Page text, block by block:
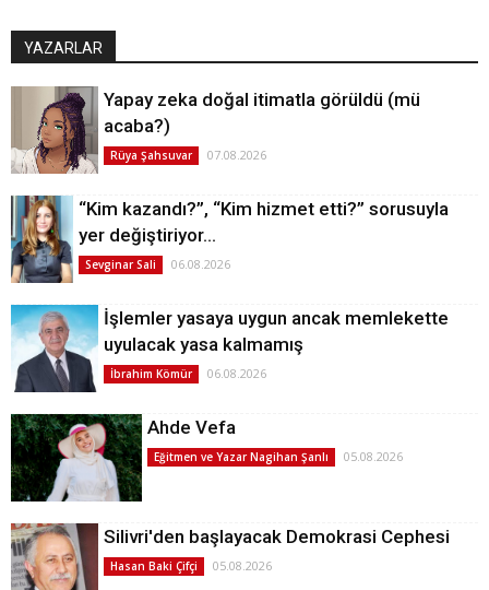
YAZARLAR
Yapay zeka doğal itimatla görüldü (mü
acaba?)
Rüya Şahsuvar 07.08.2026
“Kim kazandı?”, “Kim hizmet etti?” sorusuyla
yer değiştiriyor…
Sevginar Sali 06.08.2026
İşlemler yasaya uygun ancak memlekette
uyulacak yasa kalmamış
İbrahim Kömür 06.08.2026
Ahde Vefa
Eğitmen ve Yazar Nagihan Şanlı 05.08.2026
Silivri'den başlayacak Demokrasi Cephesi
Hasan Baki Çifçi 05.08.2026